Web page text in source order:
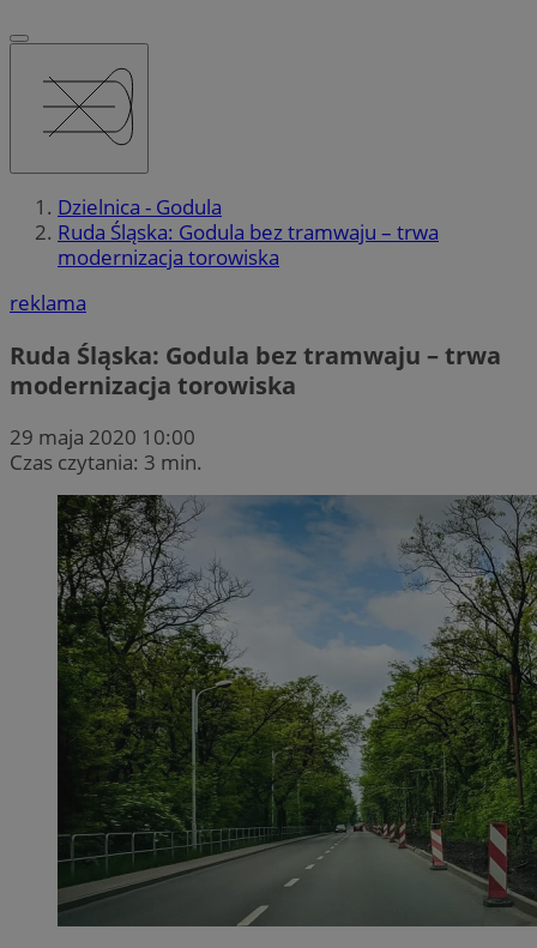
Dzielnica - Godula
Ruda Śląska: Godula bez tramwaju – trwa
modernizacja torowiska
reklama
Ruda Śląska: Godula bez tramwaju – trwa
modernizacja torowiska
29 maja 2020 10:00
Czas czytania: 3 min.